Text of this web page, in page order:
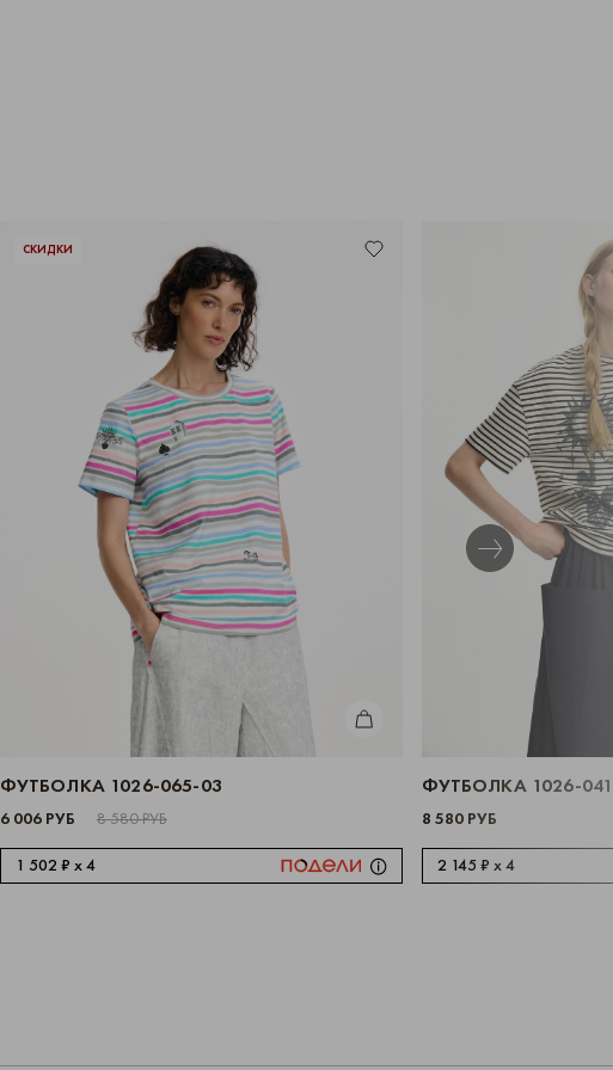
КУПИТЬ
СКИДКИ
ФУТБОЛКА 1026-065-03
6 006 РУБ 8 580 РУБ
1 502 ₽ x 4
ФУТБОЛКА 1026-
8 580 РУБ
2 145 ₽ x 4